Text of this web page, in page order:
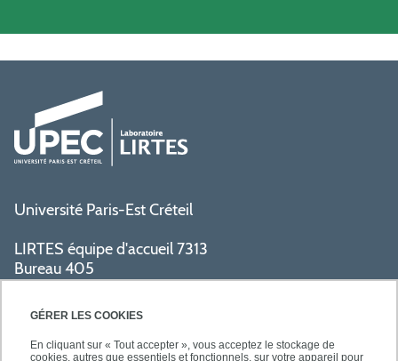
GÉRER LES COOKIES
En cliquant sur « Tout accepter », vous acceptez le stockage de
cookies, autres que essentiels et fonctionnels, sur votre appareil pour
Université Paris-Est Créteil
LIRTES équipe d'accueil 7313
Bureau 405
Bâtiment La Pyramide
80 avenue du Général de Gaulle